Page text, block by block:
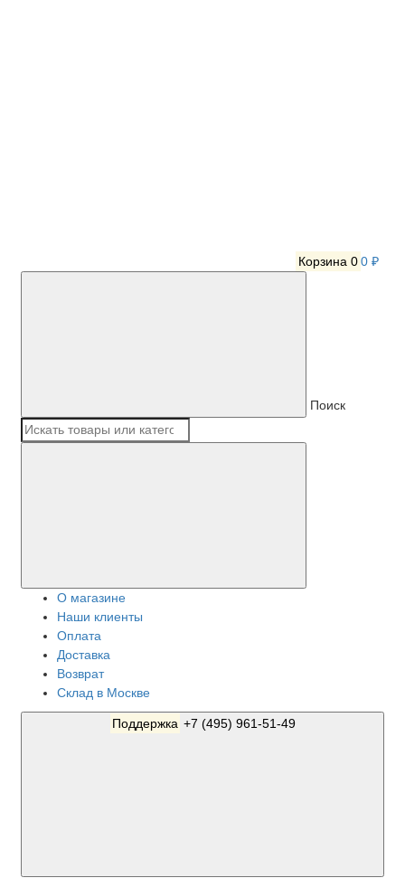
Корзина 00 ₽
Поиск
О магазине
Наши клиенты
Оплата
Доставка
Возврат
Склад в Москве
Поддержка +7 (495) 961-51-49